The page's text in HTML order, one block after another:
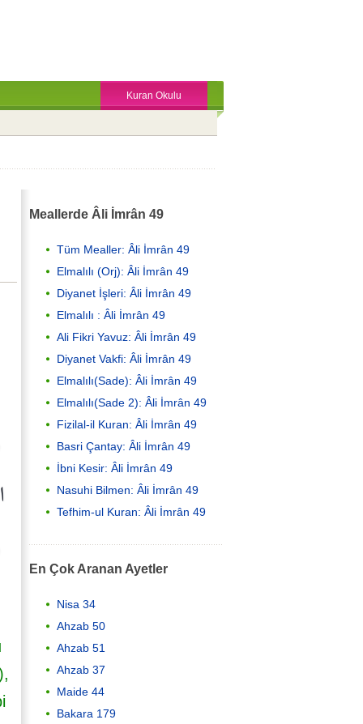
Kuran Okulu
Meallerde Âli İmrân 49
Tüm Mealler: Âli İmrân 49
Elmalılı (Orj): Âli İmrân 49
Diyanet İşleri: Âli İmrân 49
Elmalılı : Âli İmrân 49
Ali Fikri Yavuz: Âli İmrân 49
Diyanet Vakfi: Âli İmrân 49
Elmalılı(Sade): Âli İmrân 49
Elmalılı(Sade 2): Âli İmrân 49
Fizilal-il Kuran: Âli İmrân 49
Basri Çantay: Âli İmrân 49
İbni Kesir: Âli İmrân 49
Nasuhi Bilmen: Âli İmrân 49
Tefhim-ul Kuran: Âli İmrân 49
En Çok Aranan Ayetler
Nisa 34
Ahzab 50
Ahzab 51
Ahzab 37
Maide 44
Bakara 179